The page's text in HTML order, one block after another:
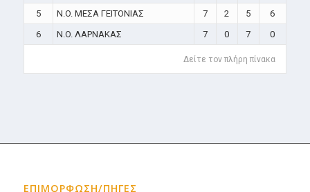
5
N.O. ΜΕΣΑ ΓΕΙΤΟΝΙΑΣ 7 2 5
6
6
N.O. ΛΑΡΝΑΚΑΣ 7 0 7 0
Δείτε τον πλήρη πίνακα
ΕΠΙΜΟΡΦΩΣΗ/ΠΗΓΕΣ